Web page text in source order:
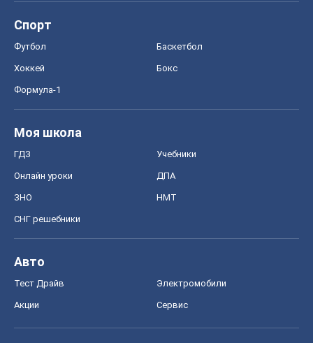
Спорт
Футбол Баскетбол
Хоккей Бокс
Формула-1
Моя школа
ГДЗ Учебники
Онлайн уроки ДПА
ЗНО НМТ
СНГ решебники
Авто
Тест Драйв Электромобили
Акции Сервис